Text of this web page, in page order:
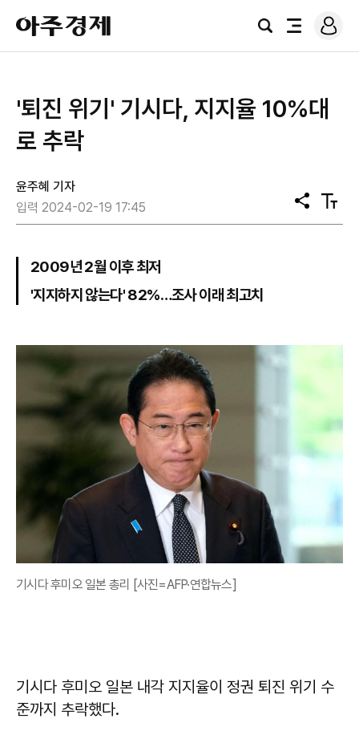
아
주
경
검
전
로
그
'퇴진 위기' 기시다, 지지율 10%대
로 추락
윤주혜 기자
입력 2024-02-19 17:45
공
유
텍
스
2009년 2월 이후 최저
'지지하지 않는다' 82%…조사 이래 최고치
기시다 후미오 일본 총리 [사진=AFP·연합뉴스]
기시다 후미오 일본 내각 지지율이 정권 퇴진 위기 수
준까지 추락했다.